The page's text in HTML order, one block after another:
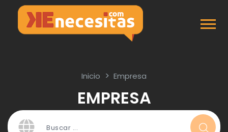
Inicio Empresa
EMPRESA